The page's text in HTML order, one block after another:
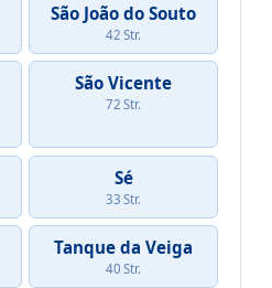
São João do Souto
42 Str.
São Vicente
72 Str.
Sé
33 Str.
Tanque da Veiga
40 Str.